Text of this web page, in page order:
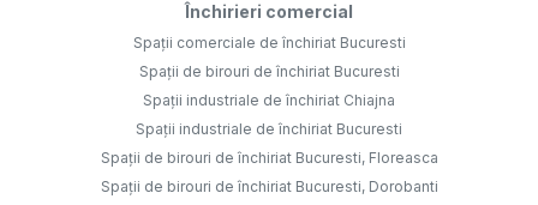
Închirieri comercial
Spații comerciale de închiriat Bucuresti
Spații de birouri de închiriat Bucuresti
Spații industriale de închiriat Chiajna
Spații industriale de închiriat Bucuresti
Spații de birouri de închiriat Bucuresti, Floreasca
Spații de birouri de închiriat Bucuresti, Dorobanti